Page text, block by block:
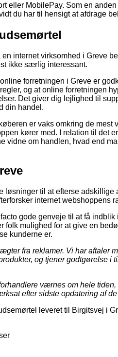
eller MobilePay. Som en
du har til hensigt at afdrage
en internet virksomhed i Greve
ikke særlig interessant.
forretningen i Greve er
og at online forretningen
Det giver dig lejlighed til
din handel.
er vaks omkring de
kører med. I relation til det
vidne om handlen, hvad end
løsninger til at efterse
internet webshoppens
gode genveje til at få
folk mulighed for at give en
kunderne er.
fra reklamer. Vi har aftaler
og tjener godtgørelse i
værnes om hele
efter sidste opdatering af de
leveret til Birgitsvej i